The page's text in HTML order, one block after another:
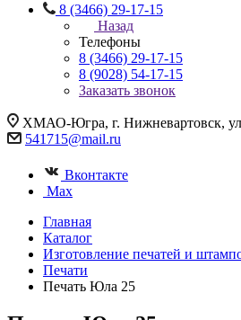
8 (3466) 29-17-15
Назад
Телефоны
8 (3466) 29-17-15
8 (9028) 54-17-15
Заказать звонок
ХМАО-Югра, г. Нижневартовск,
541715@mail.ru
Вконтакте
Max
Главная
Каталог
Изготовление печатей и
Печати
Печать Юла 25